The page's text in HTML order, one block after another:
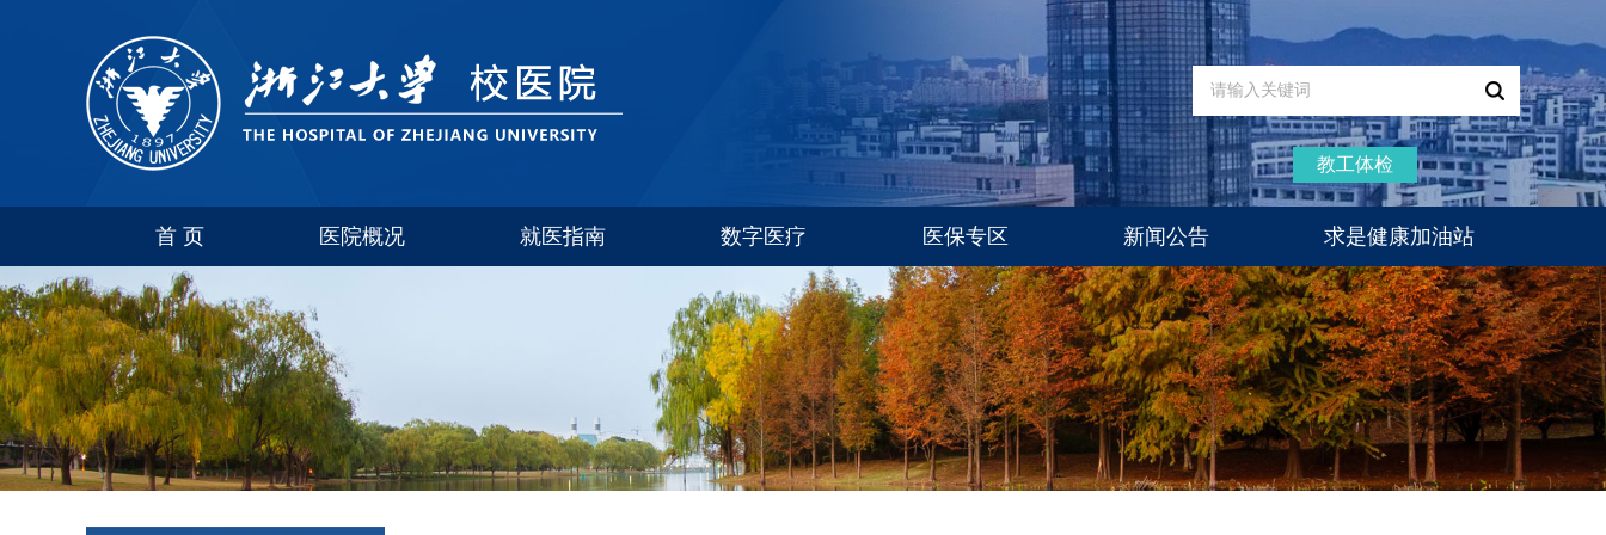
教工体检
首 页 医院概况
科室简介
就医指南
华家池
数字医疗 医保专区 新闻公告
通知公告
新闻动态
医疗动态
体检通知
专家门诊
求是健康加油站